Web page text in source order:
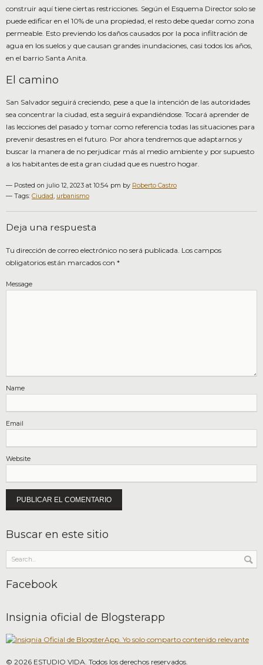
construir aquí tiene ciertas restricciones. Según el Esquema Director solo se
puede edificar en el 10% de una propiedad, el resto debe quedar como zona
permeable. Esto previendo los daños causados por la poca infiltración de
agua en los suelos y que causan grandes inundaciones, casi todos los años,
en el barrio Santa Anita.
El camino
San Salvador seguirá creciendo, pese a que la intención de las autoridades
sea concentrar la ciudad, esta seguirá expandiéndose. Tocará aprender de
las lecciones del pasado y tomar como referencia todas las situaciones para
prevenir desastres en el futuro. Por ahora tendremos que adaptarnos y
buscar la manera de no perjudicar más al medio ambiente y por supuesto
a los habitantes de esta gran ciudad que es nuestro hogar.
— Posted on julio 12, 2023 at 10:54 pm by Roberto Castro
— Tags: Ciudad, urbanismo
Deja una respuesta
Tu dirección de correo electrónico no será publicada. Los campos
obligatorios están marcados con *
Message
Name
Email
Website
Buscar en este sitio
Facebook
Insignia oficial de Blogsterapp
© 2026 ESTUDIO VIDA. Todos los derechos reservados.